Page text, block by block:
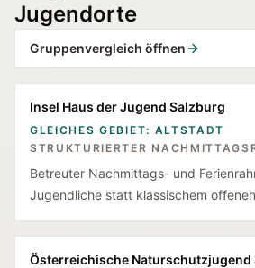
Jugendorte
Gruppenvergleich öffnen
Insel Haus der Jugend Salzburg
GLEICHES GEBIET: ALTSTADT
STRUKTURIERTER
Betreuter Nachmittags- und
Jugendliche statt klassischem
Österreichische Naturschutzjugend